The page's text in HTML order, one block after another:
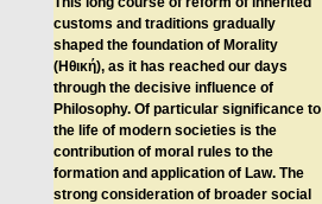
customs and traditions gradually
shaped the foundation of Morality
(Hθική), as it has reached our days
through the decisive influence of
Philosophy. Of particular significance to
the life of modern societies is the
contribution of moral rules to the
formation and application of Law. The
strong consideration of broader social